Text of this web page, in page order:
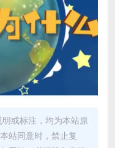
或标注，均为本站原
站同意时，禁止复